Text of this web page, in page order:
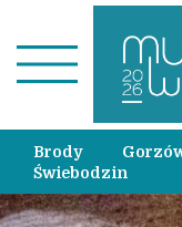
Brody
Świebodzin